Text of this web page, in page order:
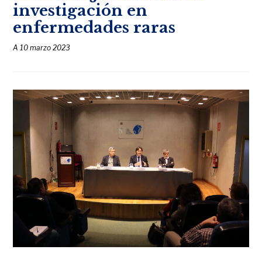
investigación en
enfermedades raras
A10 marzo 2023